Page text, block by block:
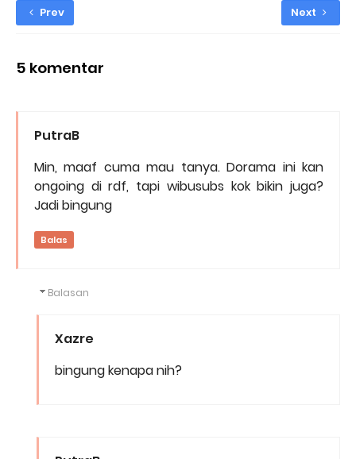
Prev Next
5 komentar
PutraB
Min, maaf cuma mau tanya. Dorama ini kan
ongoing di rdf, tapi wibusubs kok bikin juga?
Jadi bingung
Balas
Balasan
Xazre
bingung kenapa nih?